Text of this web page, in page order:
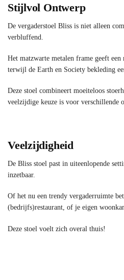
Stijlvol Ontwerp
De vergaderstoel Bliss is niet alleen
verbluffend.
Het matzwarte metalen frame geeft een
terwijl de Earth en Society bekleding
Deze stoel combineert moeiteloos
veelzijdige keuze is voor verschillende
Veelzijdigheid
De Bliss stoel past in uiteenlopende
inzetbaar.
Of het nu een trendy vergaderruimte
(bedrijfs)restaurant, of je eigen
Deze stoel voelt zich overal thuis!